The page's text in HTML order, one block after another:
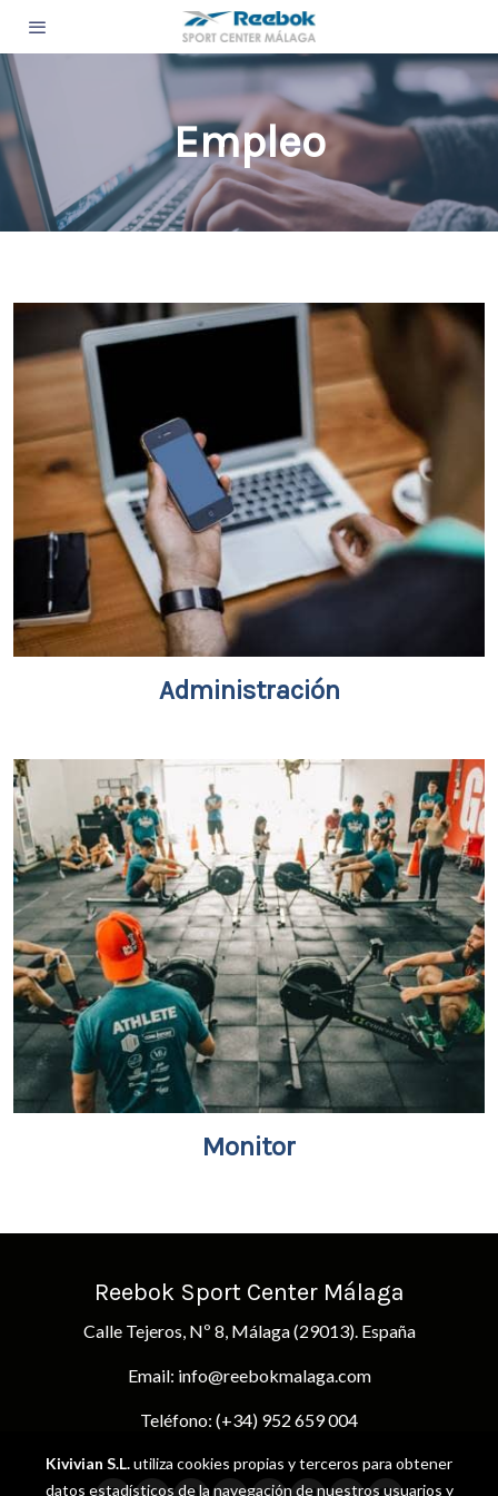
Empleo
Administración
Monitor
Reebok Sport Center Málaga
Calle Tejeros, Nº 8, Málaga (29013). España
Email: info@reebokmalaga.com
Teléfono: (+34) 952 659 004
Kivivian S.L.utiliza cookies propias y terceros para obtener
datos estadísticos de la navegación de nuestros usuarios y